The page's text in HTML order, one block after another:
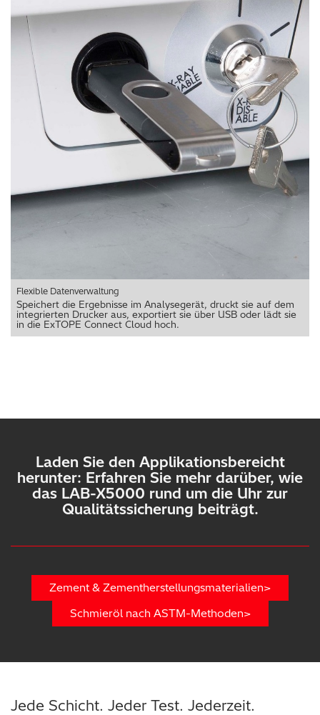
Flexible Datenverwaltung
Speichert die Ergebnisse im Analysegerät, druckt sie auf dem
integrierten Drucker aus, exportiert sie über USB oder lädt sie
in die ExTOPE Connect Cloud hoch.
Laden Sie den Applikationsbereicht
herunter: Erfahren Sie mehr darüber, wie
das LAB-X5000 rund um die Uhr zur
Qualitätssicherung beiträgt.
Zement & Zementherstellungsmaterialien>
Schmieröl nach ASTM-Methoden>
Jede Schicht. Jeder Test. Jederzeit.